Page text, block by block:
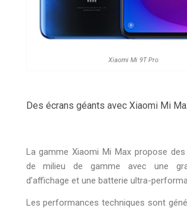
Xiaomi Mi 9T Pro
Des écrans géants avec Xiaomi Mi
La gamme Xiaomi Mi Max propose
de milieu de gamme avec une
d’affichage et une batterie ultra-
Les performances techniques sont